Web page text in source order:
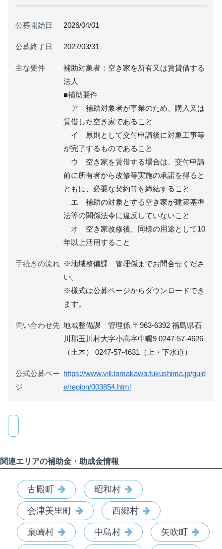
公募開始日 2026/04/01
公募終了日 2027/03/31
主な要件
補助対象者：空き家を所有又は賃貸借する
法人
■補助要件
ア 補助対象者が事業のため、購入又は
賃借した空き家であること
イ 原則として交付申請後に対象工事等
が完了するものであること
ウ 空き家を賃借する場合は、交付申請
前に所有者から改修等実施の承諾を得ると
ともに、必要な契約等を締結すること
エ 補助の対象とする空き家が建築基準
法等の関係法令に違反していないこと
オ 空き家改修後、同様の用途として10
年以上活用すること
手続きの流れ ※地域整備課 管理係までお問合せくださ
い。
※様式は公募ページからダウンロードでき
ます。
問い合わせ先 地域整備課 管理係 〒963-6392 福島県石
川郡玉川村大字小高字中畷9 0247-57-4626
（土木） 0247-57-4631（上・下水道）
公式公募ペー
ジ
https://www.vill.tamakawa.fukushima.jp/guid
e/region/003854.html
関連エリアの補助金・助成金情報
古殿町 昭和村
会津美里町 西郷村
泉崎村 中島村 矢吹町